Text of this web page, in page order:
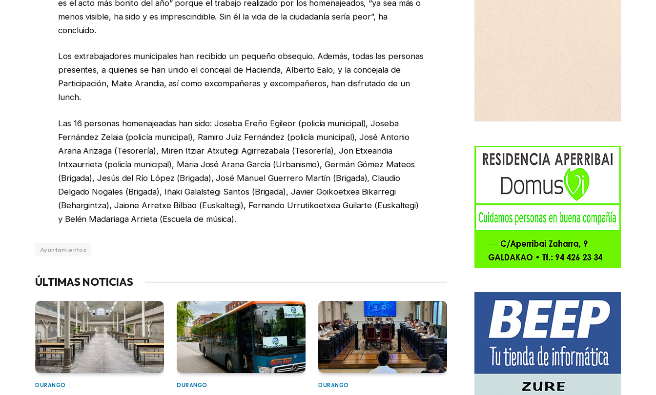
es el acto más bonito del año” porque el trabajo realizado por los homenajeados, “ya sea más o
menos visible, ha sido y es imprescindible. Sin él la vida de la ciudadanía sería peor”, ha
concluido.
Los extrabajadores municipales han recibido un pequeño obsequio. Además, todas las personas
presentes, a quienes se han unido el concejal de Hacienda, Alberto Ealo, y la concejala de
Participación, Maite Arandia, así como excompañeras y excompañeros, han disfrutado de un
lunch.
Las 16 personas homenajeadas han sido: Joseba Ereño Egileor (policía municipal), Joseba
Fernández Zelaia (policía municipal), Ramiro Juiz Fernández (policía municipal), José Antonio
Arana Arizaga (Tesorería), Miren Itziar Atxutegi Agirrezabala (Tesorería), Jon Etxeandia
Intxaurrieta (policía municipal), Maria José Arana García (Urbanismo), Germán Gómez Mateos
(Brigada), Jesús del Río López (Brigada), José Manuel Guerrero Martín (Brigada), Claudio
Delgado Nogales (Brigada), Iñaki Galalstegi Santos (Brigada), Javier Goikoetxea Bikarregi
(Behargintza), Jaione Arretxe Bilbao (Euskaltegi), Fernando Urrutikoetxea Guilarte (Euskaltegi)
y Belén Madariaga Arrieta (Escuela de música).
Ayuntamientos
ÚLTIMAS NOTICIAS
DURANGO DURANGO DURANGO